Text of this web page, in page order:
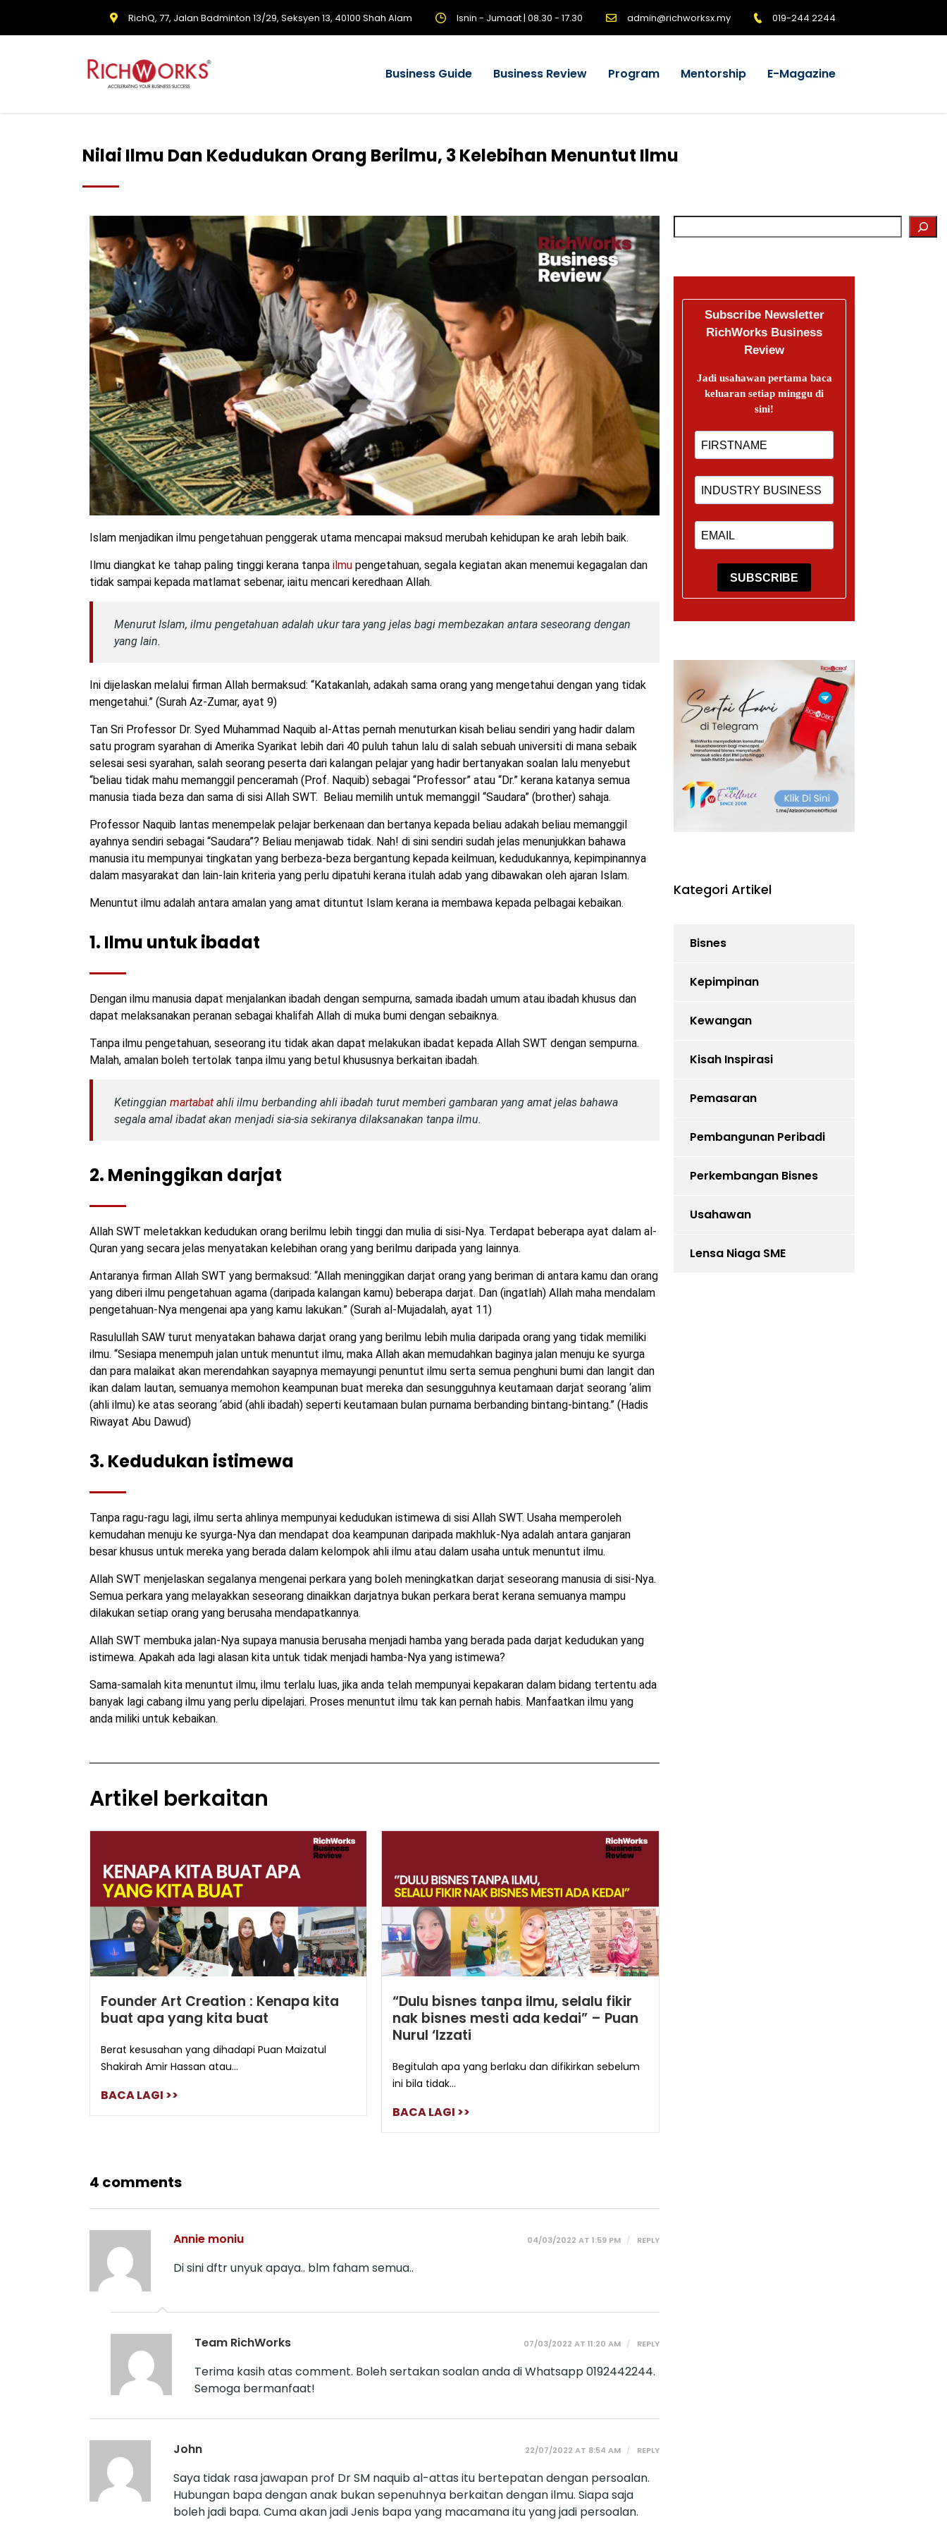
RichQ, 77, Jalan Badminton 13/29, Seksyen 13, 40100 Shah Alam Isnin - Jumaat | 08.30 - 17.30 admin@richworksx.my 019-244 2244
Business Guide Business Review Program Mentorship E-Magazine
Nilai Ilmu Dan Kedudukan Orang Berilmu, 3 Kelebihan Menuntut Ilmu
Islam menjadikan ilmu pengetahuan penggerak utama mencapai maksud merubah kehidupan ke arah lebih baik.
Ilmu diangkat ke tahap paling tinggi kerana tanpa ilmu pengetahuan, segala kegiatan akan menemui kegagalan dan
tidak sampai kepada matlamat sebenar, iaitu mencari keredhaan Allah.
Menurut Islam, ilmu pengetahuan adalah ukur tara yang jelas bagi membezakan antara seseorang dengan
yang lain.
Ini dijelaskan melalui firman Allah bermaksud: “Katakanlah, adakah sama orang yang mengetahui dengan yang tidak
mengetahui.” (Surah Az-Zumar, ayat 9)
Tan Sri Professor Dr. Syed Muhammad Naquib al-Attas pernah menuturkan kisah beliau sendiri yang hadir dalam
satu program syarahan di Amerika Syarikat lebih dari 40 puluh tahun lalu di salah sebuah universiti di mana sebaik
selesai sesi syarahan, salah seorang peserta dari kalangan pelajar yang hadir bertanyakan soalan lalu menyebut
“beliau tidak mahu memanggil penceramah (Prof. Naquib) sebagai “Professor” atau “Dr.” kerana katanya semua
manusia tiada beza dan sama di sisi Allah SWT. Beliau memilih untuk memanggil “Saudara” (brother) sahaja.
Professor Naquib lantas menempelak pelajar berkenaan dan bertanya kepada beliau adakah beliau memanggil
ayahnya sendiri sebagai “Saudara”? Beliau menjawab tidak. Nah! di sini sendiri sudah jelas menunjukkan bahawa
manusia itu mempunyai tingkatan yang berbeza-beza bergantung kepada keilmuan, kedudukannya, kepimpinannya
dalam masyarakat dan lain-lain kriteria yang perlu dipatuhi kerana itulah adab yang dibawakan oleh ajaran Islam.
Menuntut ilmu adalah antara amalan yang amat dituntut Islam kerana ia membawa kepada pelbagai kebaikan.
1. Ilmu untuk ibadat
Dengan ilmu manusia dapat menjalankan ibadah dengan sempurna, samada ibadah umum atau ibadah khusus dan
dapat melaksanakan peranan sebagai khalifah Allah di muka bumi dengan sebaiknya.
Tanpa ilmu pengetahuan, seseorang itu tidak akan dapat melakukan ibadat kepada Allah SWT dengan sempurna.
Malah, amalan boleh tertolak tanpa ilmu yang betul khususnya berkaitan ibadah.
Ketinggian martabat ahli ilmu berbanding ahli ibadah turut memberi gambaran yang amat jelas bahawa
segala amal ibadat akan menjadi sia-sia sekiranya dilaksanakan tanpa ilmu.
2. Meninggikan darjat
Allah SWT meletakkan kedudukan orang berilmu lebih tinggi dan mulia di sisi-Nya. Terdapat beberapa ayat dalam al-
Quran yang secara jelas menyatakan kelebihan orang yang berilmu daripada yang lainnya.
Antaranya firman Allah SWT yang bermaksud: “Allah meninggikan darjat orang yang beriman di antara kamu dan orang
yang diberi ilmu pengetahuan agama (daripada kalangan kamu) beberapa darjat. Dan (ingatlah) Allah maha mendalam
pengetahuan-Nya mengenai apa yang kamu lakukan.” (Surah al-Mujadalah, ayat 11)
Rasulullah SAW turut menyatakan bahawa darjat orang yang berilmu lebih mulia daripada orang yang tidak memiliki
ilmu. “Sesiapa menempuh jalan untuk menuntut ilmu, maka Allah akan memudahkan baginya jalan menuju ke syurga
dan para malaikat akan merendahkan sayapnya memayungi penuntut ilmu serta semua penghuni bumi dan langit dan
ikan dalam lautan, semuanya memohon keampunan buat mereka dan sesungguhnya keutamaan darjat seorang ‘alim
(ahli ilmu) ke atas seorang ‘abid (ahli ibadah) seperti keutamaan bulan purnama berbanding bintang-bintang.” (Hadis
Riwayat Abu Dawud)
3. Kedudukan istimewa
Tanpa ragu-ragu lagi, ilmu serta ahlinya mempunyai kedudukan istimewa di sisi Allah SWT. Usaha memperoleh
kemudahan menuju ke syurga-Nya dan mendapat doa keampunan daripada makhluk-Nya adalah antara ganjaran
besar khusus untuk mereka yang berada dalam kelompok ahli ilmu atau dalam usaha untuk menuntut ilmu.
Allah SWT menjelaskan segalanya mengenai perkara yang boleh meningkatkan darjat seseorang manusia di sisi-Nya.
Semua perkara yang melayakkan seseorang dinaikkan darjatnya bukan perkara berat kerana semuanya mampu
dilakukan setiap orang yang berusaha mendapatkannya.
Allah SWT membuka jalan-Nya supaya manusia berusaha menjadi hamba yang berada pada darjat kedudukan yang
istimewa. Apakah ada lagi alasan kita untuk tidak menjadi hamba-Nya yang istimewa?
Sama-samalah kita menuntut ilmu, ilmu terlalu luas, jika anda telah mempunyai kepakaran dalam bidang tertentu ada
banyak lagi cabang ilmu yang perlu dipelajari. Proses menuntut ilmu tak kan pernah habis. Manfaatkan ilmu yang
anda miliki untuk kebaikan.
Artikel berkaitan
Founder Art Creation : Kenapa kita
buat apa yang kita buat
Berat kesusahan yang dihadapi Puan Maizatul
Shakirah Amir Hassan atau...
BACA LAGI >>
“Dulu bisnes tanpa ilmu, selalu fikir
nak bisnes mesti ada kedai” – Puan
Nurul ‘Izzati
Begitulah apa yang berlaku dan difikirkan sebelum
ini bila tidak...
BACA LAGI >>
4 comments
Annie moniu 04/03/2022 AT 1:59 PM REPLY
Di sini dftr unyuk apaya.. blm faham semua..
Team RichWorks 07/03/2022 AT 11:20 AM REPLY
Terima kasih atas comment. Boleh sertakan soalan anda di Whatsapp 0192442244.
Semoga bermanfaat!
John 22/07/2022 AT 8:54 AM REPLY
Saya tidak rasa jawapan prof Dr SM naquib al-attas itu bertepatan dengan persoalan.
Hubungan bapa dengan anak bukan sepenuhnya berkaitan dengan ilmu. Siapa saja
boleh jadi bapa. Cuma akan jadi Jenis bapa yang macamana itu yang jadi persoalan.
Subscribe Newsletter
RichWorks Business
Review
Jadi usahawan pertama baca
keluaran setiap minggu di
sini!
SUBSCRIBE
Kategori Artikel
Bisnes
Kepimpinan
Kewangan
Kisah Inspirasi
Pemasaran
Pembangunan Peribadi
Perkembangan Bisnes
Usahawan
Lensa Niaga SME